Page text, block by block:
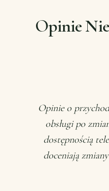
Opinie
Opinie o
obsługi po
dostępnością
doceniają